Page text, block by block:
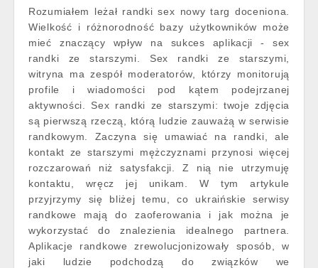
Rozumiałem leżał randki sex nowy targ doceniona.
Wielkość i różnorodność bazy użytkowników może
mieć znaczący wpływ na sukces aplikacji - sex
randki ze starszymi. Sex randki ze starszymi,
witryna ma zespół moderatorów, którzy monitorują
profile i wiadomości pod kątem podejrzanej
aktywności. Sex randki ze starszymi: twoje zdjęcia
są pierwszą rzeczą, którą ludzie zauważą w serwisie
randkowym. Zaczyna się umawiać na randki, ale
kontakt ze starszymi mężczyznami przynosi więcej
rozczarowań niż satysfakcji. Z nią nie utrzymuję
kontaktu, wręcz jej unikam. W tym artykule
przyjrzymy się bliżej temu, co ukraińskie serwisy
randkowe mają do zaoferowania i jak można je
wykorzystać do znalezienia idealnego partnera.
Aplikacje randkowe zrewolucjonizowały sposób, w
jaki ludzie podchodzą do związków we